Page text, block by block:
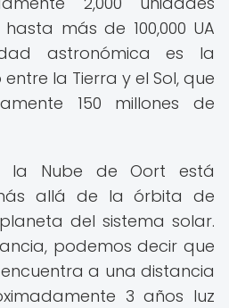
más de 100,000 UA
astronómica es la
la Tierra y el Sol, que
150 millones de
la Nube de Oort está
allá de la órbita de
del sistema solar.
podemos decir que
a una distancia
3 años luz